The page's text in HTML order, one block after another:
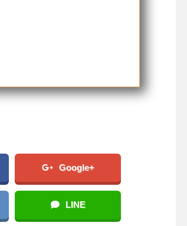
Google+
LINE